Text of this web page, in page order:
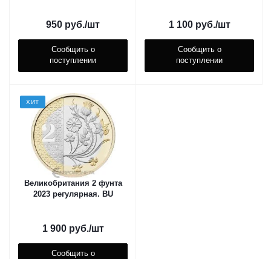
950 руб./шт
Сообщить о
поступлении
1 100руб./шт
Сообщить о
поступлении
ХИТ
Великобритания 2 фунта
2023 регулярная. ВU
1 900руб./шт
Сообщить о